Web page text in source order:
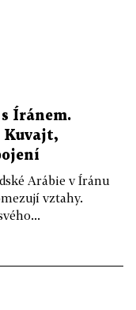
Íránem.
Kuvajt,
Arábie v Íránu
vztahy.